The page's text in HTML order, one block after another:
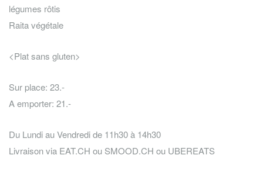
légumes rôtis
Raita végétale
<Plat sans gluten>
Sur place: 23.-
A emporter: 21.-
Du Lundi au Vendredi de 11h30 à 14h30
Livraison via EAT.CH ou SMOOD.CH ou UBEREATS